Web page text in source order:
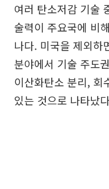
여러 탄소저감 기술
술력이 주요국에 비
나다. 미국을 제외하
분야에서 기술 주도
이산화탄소 분리, 회
있는 것으로 나타났